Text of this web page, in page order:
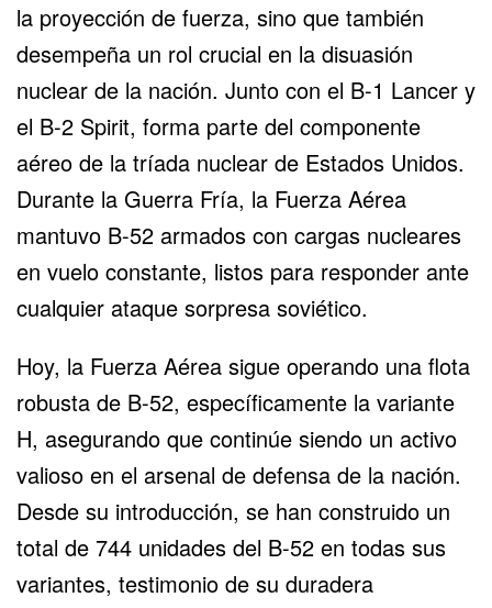
la proyección de fuerza, sino que también
desempeña un rol crucial en la disuasión
nuclear de la nación. Junto con el B-1 Lancer y
el B-2 Spirit, forma parte del componente
aéreo de la tríada nuclear de Estados Unidos.
Durante la Guerra Fría, la Fuerza Aérea
mantuvo B-52 armados con cargas nucleares
en vuelo constante, listos para responder ante
cualquier ataque sorpresa soviético.
Hoy, la Fuerza Aérea sigue operando una flota
robusta de B-52, específicamente la variante
H, asegurando que continúe siendo un activo
valioso en el arsenal de defensa de la nación.
Desde su introducción, se han construido un
total de 744 unidades del B-52 en todas sus
variantes, testimonio de su duradera